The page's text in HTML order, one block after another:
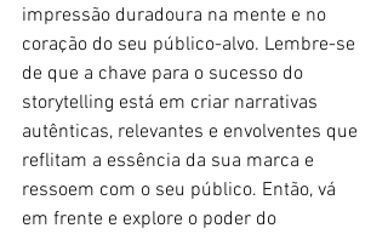
impressão duradoura na mente e no
coração do seu público-alvo. Lembre-se
de que a chave para o sucesso do
storytelling está em criar narrativas
autênticas, relevantes e envolventes que
reflitam a essência da sua marca e
ressoem com o seu público. Então, vá
em frente e explore o poder do